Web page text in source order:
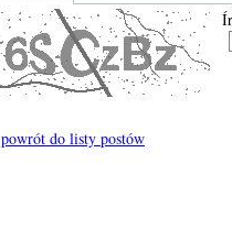
powrót do listy postów